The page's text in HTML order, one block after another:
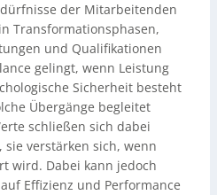
der Mitarbeitenden
Transformationsphasen,
und Qualifikationen
gelingt, wenn Leistung
Sicherheit besteht
Übergänge begleitet
schließen sich dabei
sie verstärken sich, wenn
wird. Dabei kann jedoch
Effizienz und Performance